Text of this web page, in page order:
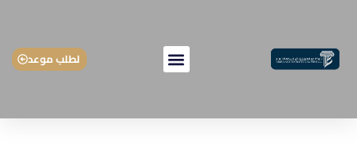
لطلب موعد